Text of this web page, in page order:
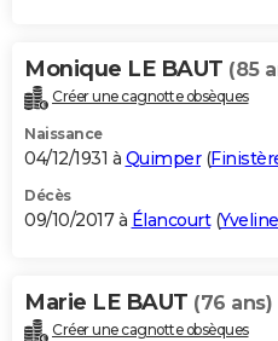
Monique LE BAUT (85
Créer une cagnotte obsèques
Naissance
04/12/1931 à Quimper(
Décès
09/10/2017 à Élancourt(
Marie LE BAUT (76 ans)
Créer une cagnotte obsèques